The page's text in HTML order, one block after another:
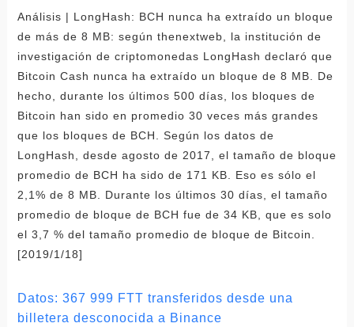
Análisis | LongHash: BCH nunca ha extraído un bloque
de más de 8 MB: según thenextweb, la institución de
investigación de criptomonedas LongHash declaró que
Bitcoin Cash nunca ha extraído un bloque de 8 MB. De
hecho, durante los últimos 500 días, los bloques de
Bitcoin han sido en promedio 30 veces más grandes
que los bloques de BCH. Según los datos de
LongHash, desde agosto de 2017, el tamaño de bloque
promedio de BCH ha sido de 171 KB. Eso es sólo el
2,1% de 8 MB. Durante los últimos 30 días, el tamaño
promedio de bloque de BCH fue de 34 KB, que es solo
el 3,7 % del tamaño promedio de bloque de Bitcoin.
[2019/1/18]
Datos: 367 999 FTT transferidos desde una
billetera desconocida a Binance